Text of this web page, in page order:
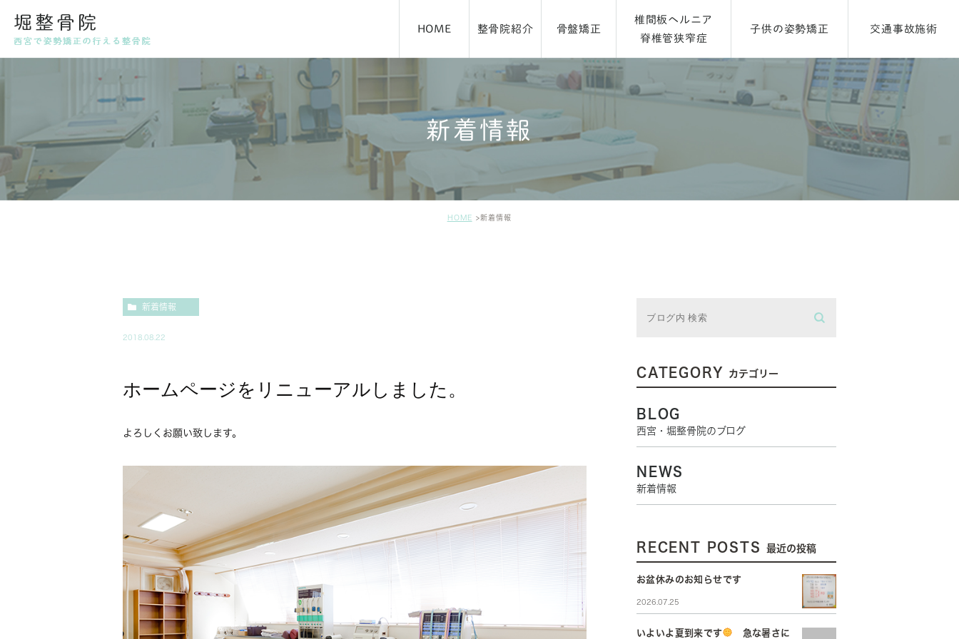
HOME 整骨院紹介
代表挨拶・スタッフ紹介 アクセス・施術時間 ブログ
骨盤矯正
姿勢
椎間板ヘルニア
脊椎管狭窄症
子供の姿勢矯正 交通事故施術
新着情報
HOME 新着情報
新着情報
2018.08.22
ホームページをリニューアルしました。
よろしくお願い致します。
CATEGORY カテゴリー
BLOG
西宮・堀整骨院のブログ
NEWS
新着情報
RECENT POSTS 最近の投稿
お盆休みのお知らせです
2026.07.25
いよいよ夏到来です 急な暑さに